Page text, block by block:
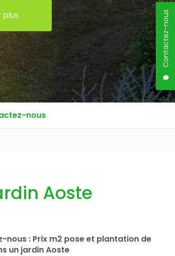
Contactez-nous
Piscine
plus
nous
Aoste
nous : Prix m2 pose et plantation de
un jardin Aoste